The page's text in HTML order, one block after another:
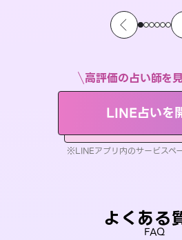
高評価の占い師を
LINE占いを
※LINEアプリ内のサービスペ
よくある
FAQ